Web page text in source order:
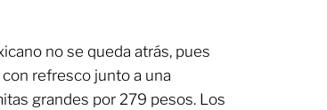
no se queda atrás, pues
refresco junto a una
grandes por 279 pesos. Los